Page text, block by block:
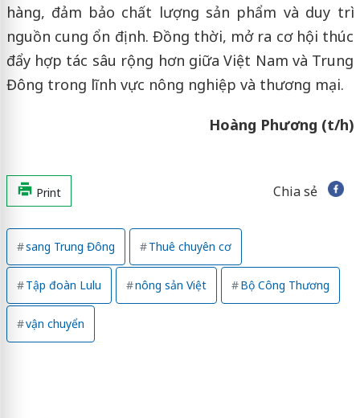
hàng, đảm bảo chất lượng sản phẩm và duy trì
nguồn cung ổn định. Đồng thời, mở ra cơ hội thúc
đẩy hợp tác sâu rộng hơn giữa Việt Nam và Trung
Đông trong lĩnh vực nông nghiệp và thương mại.
Hoàng Phương (t/h)
Print Chia sẻ
sang Trung Đông Thuê chuyên cơ
Tập đoàn Lulu nông sản Việt Bộ Công Thương
vận chuyển